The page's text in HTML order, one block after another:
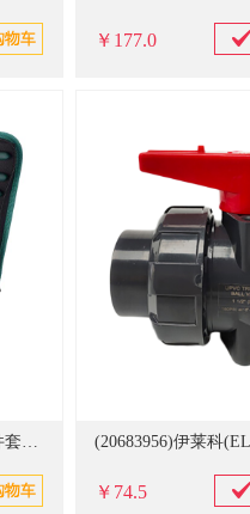
￥177.0
(501240)世达(SATA) 06003 11件 11件套基本维修工具(单位：套)
￥74.5